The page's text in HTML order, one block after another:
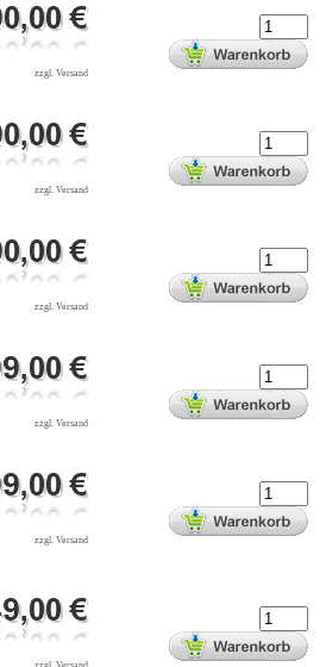
zzgl. Versand
zzgl. Versand
zzgl. Versand
zzgl. Versand
zzgl. Versand